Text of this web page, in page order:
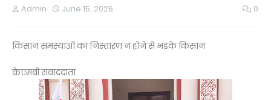
Admin June 15, 2026 0
किसान समस्याओं का निस्तारण न होने से भड़के किसान
केएमबी संवाददाता